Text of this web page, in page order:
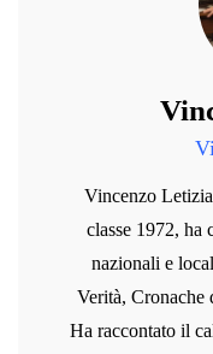
Vincenzo
classe 1972, ha
nazionali e
Verità, Cronache
Ha raccontato il